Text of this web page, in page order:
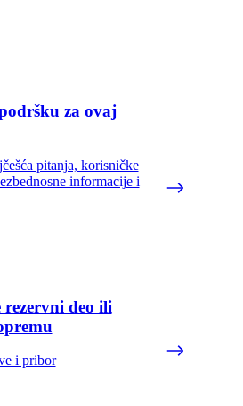
za ovaj
pitanja, korisničke
informacije i
deo ili
i pribor